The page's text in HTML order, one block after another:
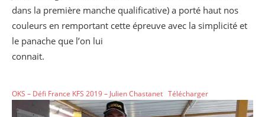
dans la première manche qualificative) a porté haut nos
couleurs en remportant cette épreuve avec la simplicité et
le panache que l’on lui
connait.
OKS – Défi France KFS 2019 – Julien Chastanet Télécharger